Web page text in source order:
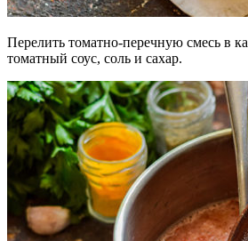
Перелить томатно-перечную смесь в
томатный соус, соль и сахар.